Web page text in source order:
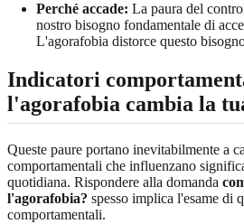
Perché accade: La paura del
nostro bisogno fondamentale di
L'agorafobia distorce questo
Indicatori
l'agorafobia cambia la
Queste paure portano inevitabilmente a
comportamentali che influenzano
quotidiana. Rispondere alla domanda
l'agorafobia? spesso implica l'esame di
comportamentali.